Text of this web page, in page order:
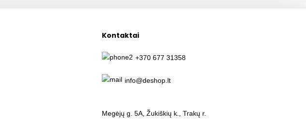
Kontaktai
+370 677 31358
info@deshop.lt
Megėjų g. 5A, Žukiškių k., Trakų r.